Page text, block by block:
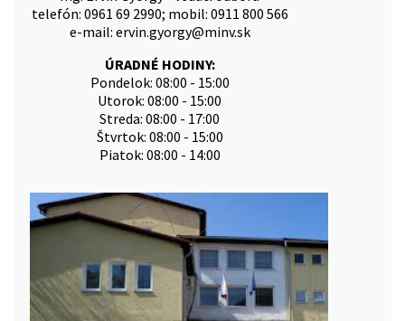
telefón: 0961 69 2990; mobil: 0911 800 566
e-mail: ervin.gyorgy@minv.sk
ÚRADNÉ HODINY:
Pondelok: 08:00 - 15:00
Utorok: 08:00 - 15:00
Streda: 08:00 - 17:00
Štvrtok: 08:00 - 15:00
Piatok: 08:00 - 14:00